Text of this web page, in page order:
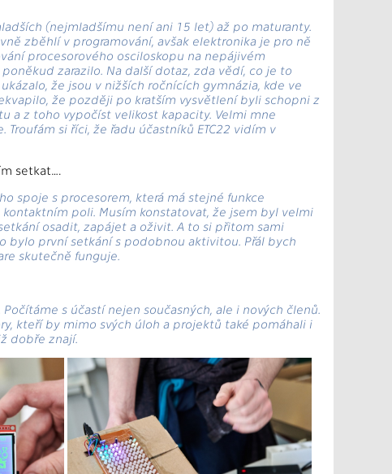
(nejmladšímu není ani 15 let) až po maturanty.
zběhlí v programování, avšak elektronika je pro ně
procesorového osciloskopu na nepájivém
zarazilo. Na další dotaz, zda vědí, co je to
že jsou v nižších ročnících gymnázia, kde ve
že později po kratším vysvětlení byli schopni z
a z toho vypočíst velikost kapacity. Velmi mne
si říci, že řadu účastníků ETC22 vidím v
setkat….
spoje s procesorem, která má stejné funkce
poli. Musím konstatovat, že jsem byl velmi
osadit, zapájet a oživit. A to si přitom sami
bylo první setkání s podobnou aktivitou. Přál bych
skutečně funguje.
s účastí nejen současných, ale i nových členů.
kteří by mimo svých úloh a projektů také pomáhali i
dobře znají.